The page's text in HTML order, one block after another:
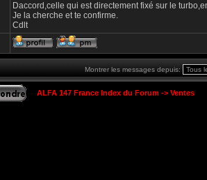
Daccord,celle qui est directement fixé sur le
Je la cherche et te confirme.
Cdlt
Montrer les messages depuis:
ALFA 147 France Index du Forum -> Ventes